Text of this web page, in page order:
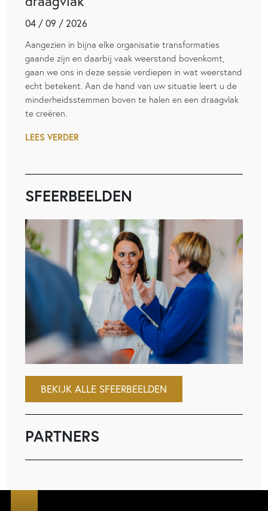
04 / 09 / 2026
Aangezien in bijna elke organisatie transformaties
gaande zijn en daarbij vaak weerstand bovenkomt,
gaan we ons in deze sessie verdiepen in wat weerstand
echt betekent. Aan de hand van uw situatie leert u de
minderheidsstemmen boven te halen en een draagvlak
te creëren.
LEES VERDER
SFEERBEELDEN
BEKIJK ALLE SFEERBEELDEN
PARTNERS